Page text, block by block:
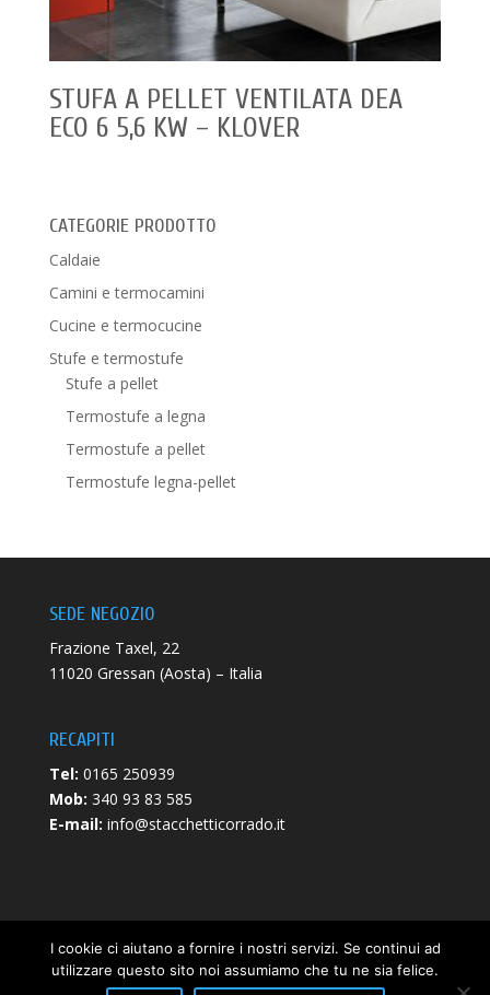
STUFA A PELLET VENTILATA DEA
ECO 6 5,6 KW – KLOVER
CATEGORIE PRODOTTO
Caldaie
Camini e termocamini
Cucine e termocucine
Stufe e termostufe
Stufe a pellet
Termostufe a legna
Termostufe a pellet
Termostufe legna-pellet
SEDE NEGOZIO
Frazione Taxel, 22
11020 Gressan (Aosta) – Italia
RECAPITI
Tel: 0165 250939
Mob: 340 93 83 585
E-mail: info@stacchetticorrado.it
I cookie ci aiutano a fornire i nostri servizi. Se continui ad
utilizzare questo sito noi assumiamo che tu ne sia felice.